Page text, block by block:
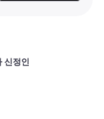
신정인